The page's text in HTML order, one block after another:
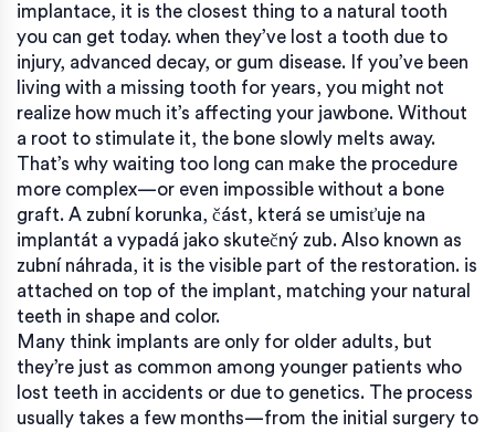
implantace, it is the closest thing to a natural tooth
you can get today. when they’ve lost a tooth due to
injury, advanced decay, or gum disease. If you’ve been
living with a missing tooth for years, you might not
realize how much it’s affecting your jawbone. Without
a root to stimulate it, the bone slowly melts away.
That’s why waiting too long can make the procedure
more complex—or even impossible without a bone
graft. A zubní korunka, část, která se umisťuje na
implantát a vypadá jako skutečný zub. Also known as
zubní náhrada, it is the visible part of the restoration. is
attached on top of the implant, matching your natural
teeth in shape and color.
Many think implants are only for older adults, but
they’re just as common among younger patients who
lost teeth in accidents or due to genetics. The process
usually takes a few months—from the initial surgery to